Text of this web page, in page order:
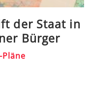
der Staat in
Bürger